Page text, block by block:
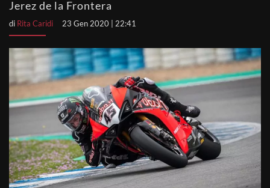
Jerez de la Frontera
di Rita Caridi 23 Gen 2020 | 22:41